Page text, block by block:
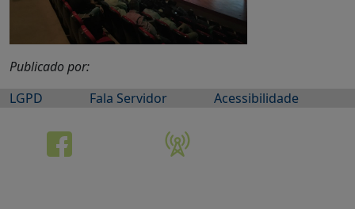
Publicado por:
LGPD
Fala Servidor Acessibilidade